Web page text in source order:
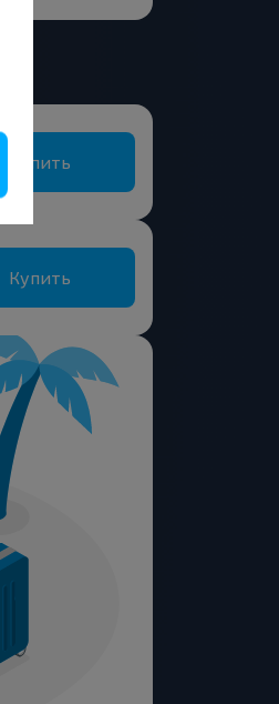
Купить
Купить